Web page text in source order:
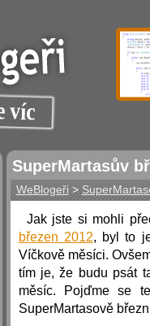
SuperMartasův
WeBlogeři >
Jak jste si mohli
březen 2012, byl to
Víčkově měsíci.
tím je, že budu psát
měsíc. Pojďme se
SuperMartasově